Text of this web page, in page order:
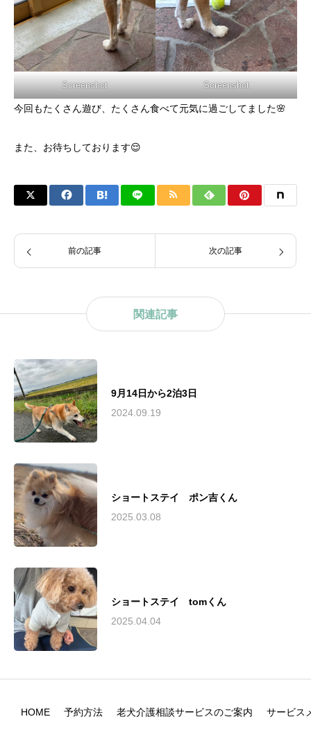
Screenshot Screenshot
今回もたくさん遊び、たくさん食べて元気に過ごしてました🌸
また、お待ちしております😌
前の記事 次の記事
関連記事
9月14日から2泊3日
2024.09.19
ショートステイ ポン吉くん
2025.03.08
ショートステイ tomくん
2025.04.04
HOME 予約方法 老犬介護相談サービスのご案内 サービス